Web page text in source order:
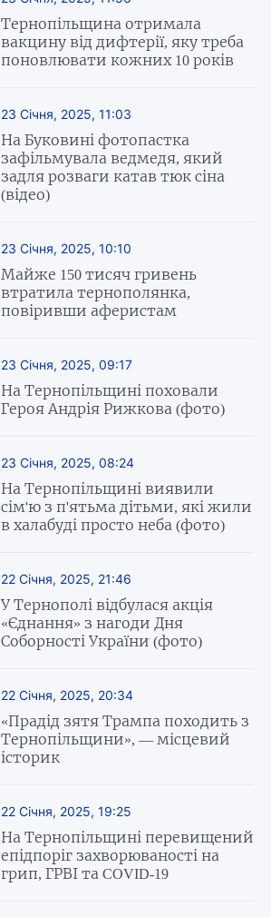
Тернопільщина отримала
вакцину від дифтерії, яку треба
поновлювати кожних 10 років
23 Січня, 2025, 11:03
На Буковині фотопастка
зафільмувала ведмедя, який
задля розваги катав тюк сіна
(відео)
23 Січня, 2025, 10:10
Майже 150 тисяч гривень
втратила тернополянка,
повіривши аферистам
23 Січня, 2025, 09:17
На Тернопільщині поховали
Героя Андрія Рижкова (фото)
23 Січня, 2025, 08:24
На Тернопільщині виявили
сім'ю з п'ятьма дітьми, які жили
в халабуді просто неба (фото)
22 Січня, 2025, 21:46
У Тернополі відбулася акція
«Єднання» з нагоди Дня
Соборності України (фото)
22 Січня, 2025, 20:34
«Прадід зятя Трампа походить з
Тернопільщини», — місцевий
історик
22 Січня, 2025, 19:25
На Тернопільщині перевищений
епідпоріг захворюваності на
грип, ГРВІ та COVID-19